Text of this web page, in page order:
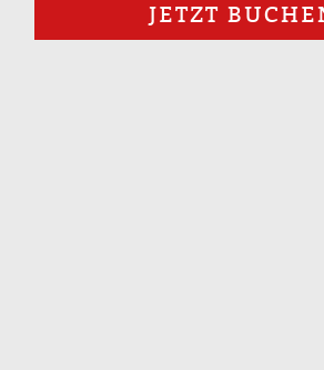
JETZT